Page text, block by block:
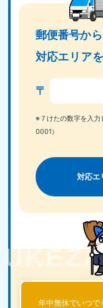
郵便番号から
対応エリア
〒
※７けたの数字を入
0001）
対応エ
年中無休でいつで